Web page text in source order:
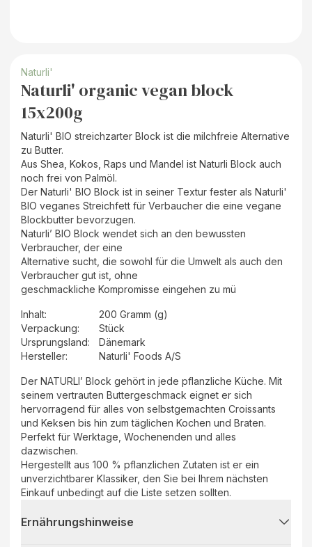
Naturli'
Naturli' organic vegan block
15x200g
Naturli' BIO streichzarter Block ist die milchfreie Alternative
zu Butter.
Aus Shea, Kokos, Raps und Mandel ist Naturli Block auch
noch frei von Palmöl.
Der Naturli' BIO Block ist in seiner Textur fester als Naturli'
BIO veganes Streichfett für Verbaucher die eine vegane
Blockbutter bevorzugen.
Naturli’ BIO Block wendet sich an den bewussten
Verbraucher, der eine
Alternative sucht, die sowohl für die Umwelt als auch den
Verbraucher gut ist, ohne
geschmackliche Kompromisse eingehen zu mü
Inhalt:
200 Gramm (g)
Verpackung:
Stück
Ursprungsland:
Dänemark
Hersteller: Naturli' Foods A/S
Der NATURLI’ Block gehört in jede pflanzliche Küche. Mit
seinem vertrauten Buttergeschmack eignet er sich
hervorragend für alles von selbstgemachten Croissants
und Keksen bis hin zum täglichen Kochen und Braten.
Perfekt für Werktage, Wochenenden und alles
dazwischen.
Hergestellt aus 100 % pflanzlichen Zutaten ist er ein
unverzichtbarer Klassiker, den Sie bei Ihrem nächsten
Einkauf unbedingt auf die Liste setzen sollten.
Ernährungshinweise